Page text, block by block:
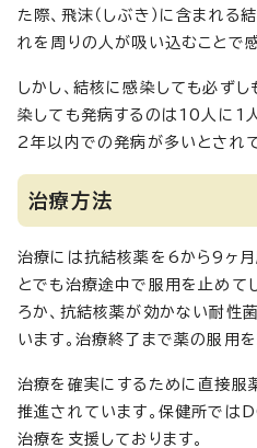
た際、飛沫（しぶき）に含まれる
れを周りの人が吸い込むことで感
しかし、結核に感染しても必ず
染しても発病するのは10人に1
2年以内での発病が多いとされて
治療方法
治療には抗結核薬を6から9ヶ月
とでも治療途中で服用を止めて
ろか、抗結核薬が効かない耐性
います。治療終了まで薬の服用
治療を確実にするために直接服
推進されています。保健所では
治療を支援しております。